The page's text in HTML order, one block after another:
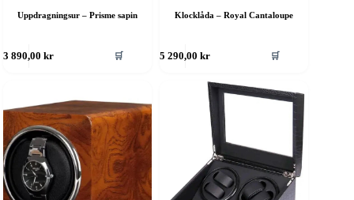
Uppdragningsur – Prisme sapin
3 890,00kr 🛒
Klocklåda – Royal Cantaloupe
5 290,00kr 🛒